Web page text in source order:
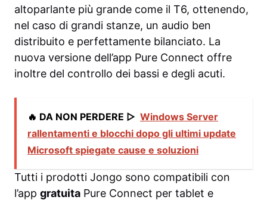
altoparlante più grande come il T6, ottenendo,
nel caso di grandi stanze, un audio ben
distribuito e perfettamente bilanciato. La
nuova versione dell’app Pure Connect offre
inoltre del controllo dei bassi e degli acuti.
🔥 DA NON PERDERE ▷ Windows Server
rallentamenti e blocchi dopo gli ultimi update
Microsoft spiegate cause e soluzioni
Tutti i prodotti Jongo sono compatibili con
l’app gratuita Pure Connect per tablet e